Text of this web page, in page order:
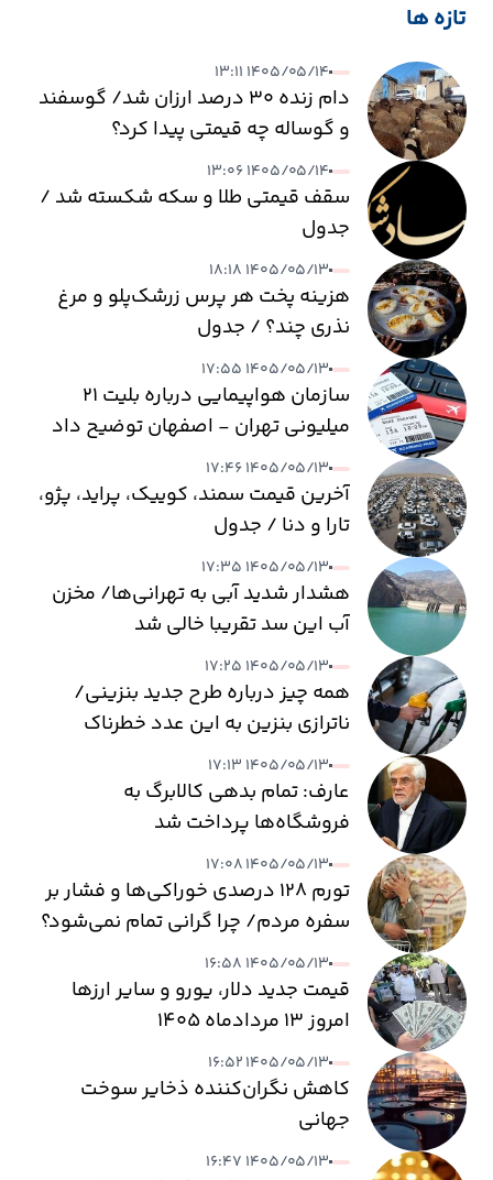
تازه ها
۱۴۰۵/۰۵/۱۴ ۱۳:۱۱
دام زنده ۳۰ درصد ارزان شد/ گوسفند
و گوساله چه قیمتی پیدا کرد؟
۱۴۰۵/۰۵/۱۴ ۱۳:۰۶
سقف قیمتی طلا و سکه شکسته شد /
جدول
۱۴۰۵/۰۵/۱۳ ۱۸:۱۸
هزینه پخت هر پرس زرشک‌پلو و مرغ
نذری چند؟ / جدول
۱۴۰۵/۰۵/۱۳ ۱۷:۵۵
سازمان هواپیمایی درباره بلیت ۲۱
میلیونی تهران - اصفهان توضیح داد
۱۴۰۵/۰۵/۱۳ ۱۷:۴۶
آخرین قیمت سمند، کوییک، پراید، پژو،
تارا و دنا / جدول
۱۴۰۵/۰۵/۱۳ ۱۷:۳۵
هشدار شدید آبی به تهرانی‌ها/ مخزن
آب این سد تقریبا خالی شد
۱۴۰۵/۰۵/۱۳ ۱۷:۲۵
همه چیز درباره طرح جدید بنزینی/
ناترازی بنزین به این عدد خطرناک
می‌رسد
۱۴۰۵/۰۵/۱۳ ۱۷:۱۳
عارف: تمام بدهی کالابرگ به
فروشگاه‌ها پرداخت شد
۱۴۰۵/۰۵/۱۳ ۱۷:۰۸
تورم ۱۲۸ درصدی خوراکی‌ها و فشار بر
سفره مردم/ چرا گرانی تمام نمی‌شود؟
۱۴۰۵/۰۵/۱۳ ۱۶:۵۸
قیمت جدید دلار، یورو و سایر ارزها
امروز ۱۳ مردادماه ۱۴۰۵
۱۴۰۵/۰۵/۱۳ ۱۶:۵۲
کاهش نگران‌کننده ذخایر سوخت
جهانی
۱۴۰۵/۰۵/۱۳ ۱۶:۴۷